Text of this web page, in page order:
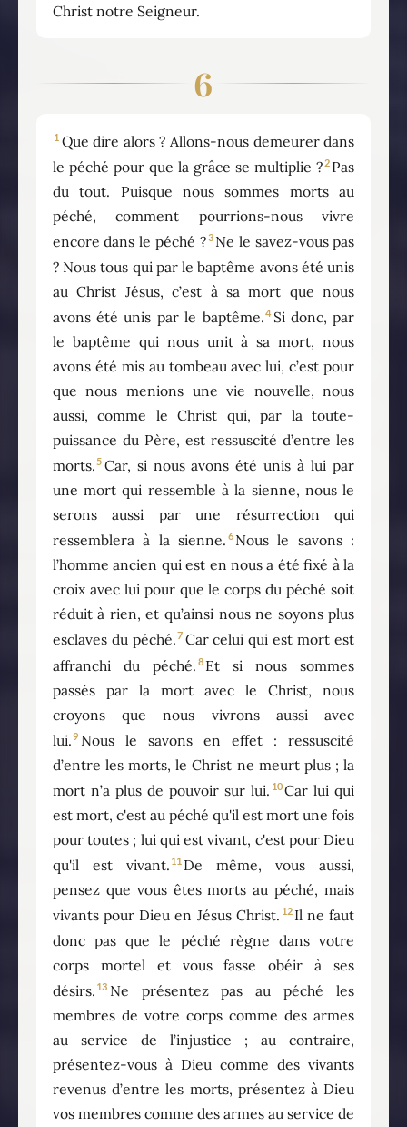
Christ notre Seigneur.
6
1 Que dire alors ? Allons-nous demeurer dans
le péché pour que la grâce se multiplie ?2 Pas
du tout. Puisque nous sommes morts au
péché, comment pourrions-nous vivre
encore dans le péché ?3 Ne le savez-vous pas
? Nous tous qui par le baptême avons été unis
au Christ Jésus, c’est à sa mort que nous
avons été unis par le baptême.4 Si donc, par
le baptême qui nous unit à sa mort, nous
avons été mis au tombeau avec lui, c’est pour
que nous menions une vie nouvelle, nous
aussi, comme le Christ qui, par la toute-
puissance du Père, est ressuscité d’entre les
morts.5 Car, si nous avons été unis à lui par
une mort qui ressemble à la sienne, nous le
serons aussi par une résurrection qui
ressemblera à la sienne. 6 Nous le savons :
l’homme ancien qui est en nous a été fixé à la
croix avec lui pour que le corps du péché soit
réduit à rien, et qu’ainsi nous ne soyons plus
esclaves du péché.7 Car celui qui est mort est
affranchi du péché. 8 Et si nous sommes
passés par la mort avec le Christ, nous
croyons que nous vivrons aussi avec
lui.9 Nous le savons en effet : ressuscité
d’entre les morts, le Christ ne meurt plus ; la
mort n’a plus de pouvoir sur lui. 10Car lui qui
est mort, c'est au péché qu'il est mort une fois
pour toutes ; lui qui est vivant, c'est pour Dieu
qu'il est vivant. 11 De même, vous aussi,
pensez que vous êtes morts au péché, mais
vivants pour Dieu en Jésus Christ. 12 Il ne faut
donc pas que le péché règne dans votre
corps mortel et vous fasse obéir à ses
désirs. 13 Ne présentez pas au péché les
membres de votre corps comme des armes
au service de l’injustice ; au contraire,
présentez-vous à Dieu comme des vivants
revenus d’entre les morts, présentez à Dieu
vos membres comme des armes au service de